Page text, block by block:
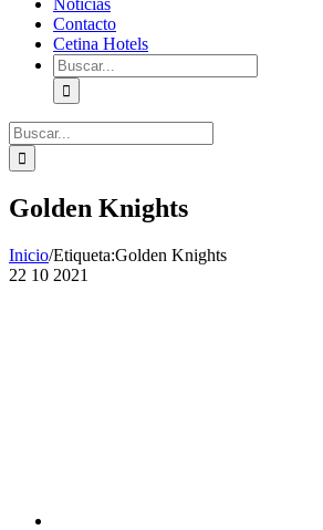
Noticias
Contacto
Cetina Hotels
Buscar:
Buscar:
Golden Knights
Inicio/Etiqueta:Golden Knights
22 10 2021